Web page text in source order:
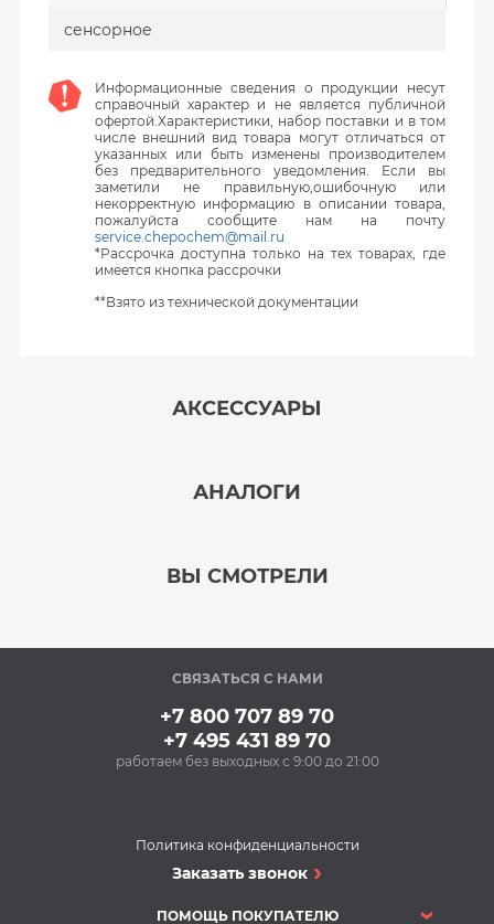
сенсорное
Информационные сведения о продукции несут
справочный характер и не является публичной
офертой.Характеристики, набор поставки и в том
числе внешний вид товара могут отличаться от
указанных или быть изменены производителем
без предварительного уведомления. Если вы
заметили не правильную,ошибочную или
некорректную информацию в описании товара,
пожалуйста сообщите нам на почту
service.chepochem@mail.ru
*Рассрочка доступна только на тех товарах, где
имеется кнопка рассрочки
**Взято из технической документации
АКСЕССУАРЫ
стали BON BN-175
(500 мл)
348 Р
АНАЛОГИ
Варочная панель
FOSTER 7066052
ВЫ СМОТРЕЛИ
В наличии
СВЯЗАТЬСЯ С НАМИ
+7 800 707 89 70
+7 495 431 89 70
работаем без выходных с 9:00 до 21:00
Политика конфиденциальности
Заказать звонок
ПОМОЩЬ ПОКУПАТЕЛЮ